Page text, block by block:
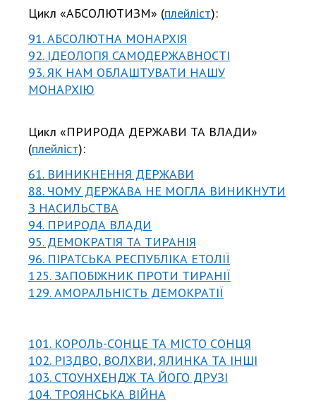
Цикл «АБСОЛЮТИЗМ» (плейліст):
91. АБСОЛЮТНА МОНАРХІЯ
92. ІДЕОЛОГІЯ САМОДЕРЖАВНОСТІ
93. ЯК НАМ ОБЛАШТУВАТИ НАШУ
МОНАРХІЮ
Цикл «ПРИРОДА ДЕРЖАВИ ТА ВЛАДИ»
(плейліст):
61. ВИНИКНЕННЯ ДЕРЖАВИ
88. ЧОМУ ДЕРЖАВА НЕ МОГЛА ВИНИКНУТИ
З НАСИЛЬСТВА
94. ПРИРОДА ВЛАДИ
95. ДЕМОКРАТІЯ ТА ТИРАНІЯ
96. ПІРАТСЬКА РЕСПУБЛІКА ЕТОЛІЇ
125. ЗАПОБІЖНИК ПРОТИ ТИРАНІЇ
129. АМОРАЛЬНІСТЬ ДЕМОКРАТІЇ
101. КОРОЛЬ-СОНЦЕ ТА МІСТО СОНЦЯ
102. РІЗДВО, ВОЛХВИ, ЯЛИНКА ТА ІНШІ
103. СТОУНХЕНДЖ ТА ЙОГО ДРУЗІ
104. ТРОЯНСЬКА ВІЙНА